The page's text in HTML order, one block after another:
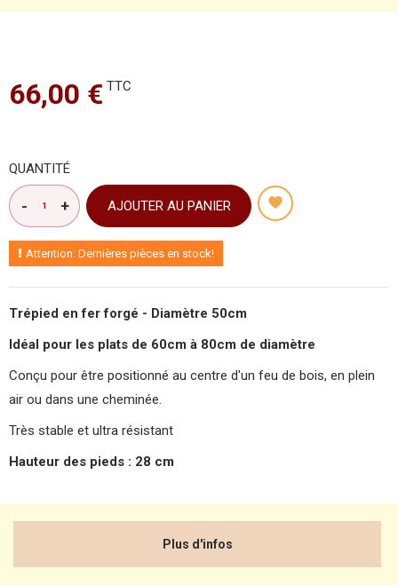
66,00 € TTC
QUANTITÉ
AJOUTER AU PANIER
Attention: Dernières pièces en stock!
Trépied en fer forgé - Diamètre 50cm
Idéal pour les plats de 60cm à 80cm de diamètre
Conçu pour être positionné au centre d'un feu de bois, en plein
air ou dans une cheminée.
Très stable et ultra résistant
Hauteur des pieds : 28 cm
Plus d'infos